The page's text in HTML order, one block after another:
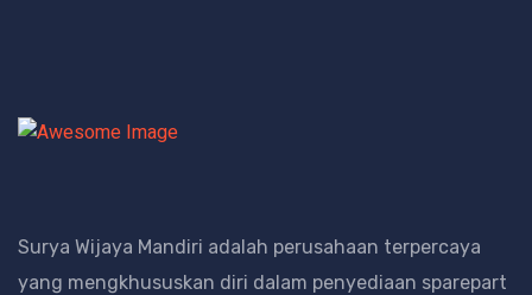
Surya Wijaya Mandiri adalah perusahaan terpercaya
yang mengkhususkan diri dalam penyediaan sparepart